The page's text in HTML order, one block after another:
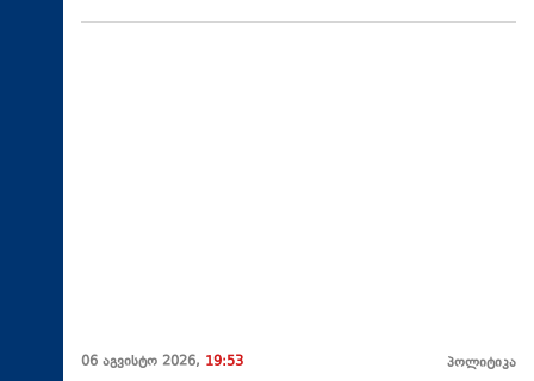
06 აგვისტო 2026, 19:53 პოლიტიკა